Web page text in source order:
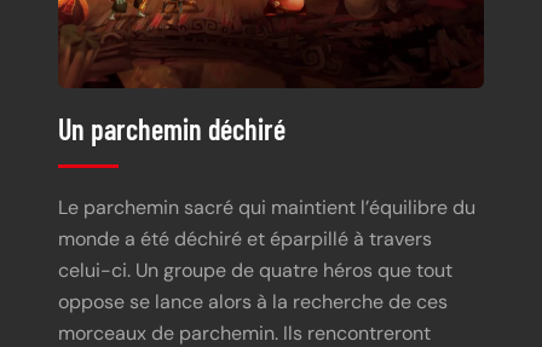
Un parchemin déchiré
Le parchemin sacré qui maintient l’équilibre du
monde a été déchiré et éparpillé à travers
celui-ci. Un groupe de quatre héros que tout
oppose se lance alors à la recherche de ces
morceaux de parchemin. Ils rencontreront